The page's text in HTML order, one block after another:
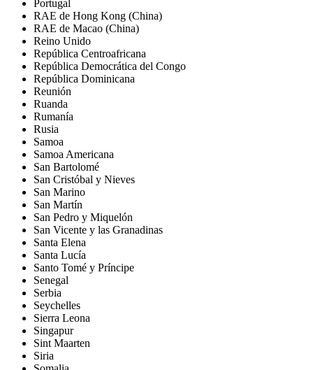
Portugal
RAE de Hong Kong (China)
RAE de Macao (China)
Reino Unido
República Centroafricana
República Democrática del Congo
República Dominicana
Reunión
Ruanda
Rumanía
Rusia
Samoa
Samoa Americana
San Bartolomé
San Cristóbal y Nieves
San Marino
San Martín
San Pedro y Miquelón
San Vicente y las Granadinas
Santa Elena
Santa Lucía
Santo Tomé y Príncipe
Senegal
Serbia
Seychelles
Sierra Leona
Singapur
Sint Maarten
Siria